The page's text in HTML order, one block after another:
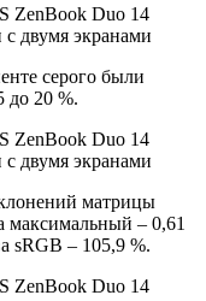
серого были
до 20 %.
матрицы
максимальный – 0,61
sRGB – 105,9 %.